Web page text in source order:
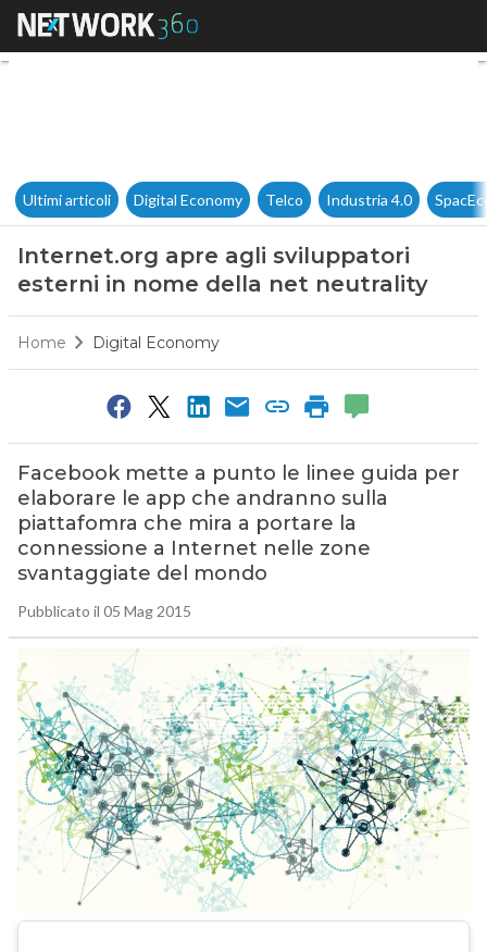
Internet.org apre agli
Ultimi articoli Digital Economy Telco Industria 4.0
Internet.org apre agli sviluppatori
esterni in nome della net neutrality
Home Digital Economy
Facebook mette a punto le linee guida per
elaborare le app che andranno sulla
piattafomra che mira a portare la
connessione a Internet nelle zone
svantaggiate del mondo
Pubblicato il 05 Mag 2015